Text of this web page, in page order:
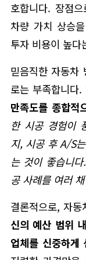
호합니다. 장점
차량 가치 상승
투자 비용이 높다
믿음직한 자동차
로는 부족합니다.
만족도를 종합적
한 시공 경험이
지, 시공 후 A/S
는 것이 좋습니
공 사례를 여러
결론적으로, 자
신의 예산 범위
업체를 신중하게